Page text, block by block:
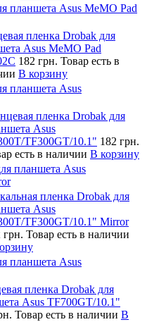
планшета Asus MeMO Pad
пленка Drobak для
Asus MeMO Pad
182 грн. Товар есть в
В корзину
планшета Asus
пленка Drobak для
Asus
TF300GT/10.1" 182 грн.
есть в наличии В корзину
планшета Asus
пленка Drobak для
Asus
TF300GT/10.1" Mirror
грн. Товар есть в наличии
планшета Asus
пленка Drobak для
Asus TF700GT/10.1"
Товар есть в наличии В